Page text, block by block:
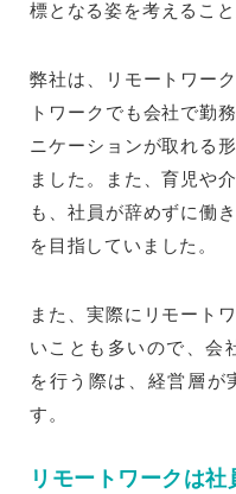
標となる姿を考えるこ
弊社は、リモートワー
トワークでも会社で勤
ニケーションが取れる
ました。また、育児や
も、社員が辞めずに働
を目指していました。
また、実際にリモート
いことも多いので、会
を行う際は、経営層が
す。
リモートワークは